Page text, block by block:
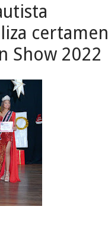
certamen
Show 2022